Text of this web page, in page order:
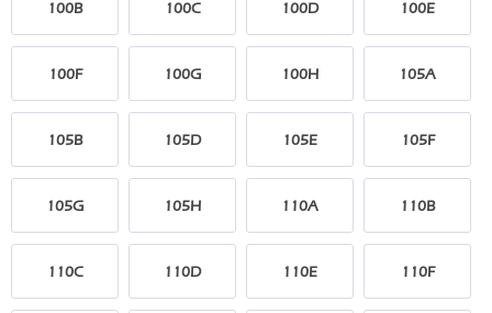
100B 100C 100D 100E
100F 100G 100H 105A
105B 105D 105E 105F
105G 105H 110A 110B
110C 110D 110E 110F